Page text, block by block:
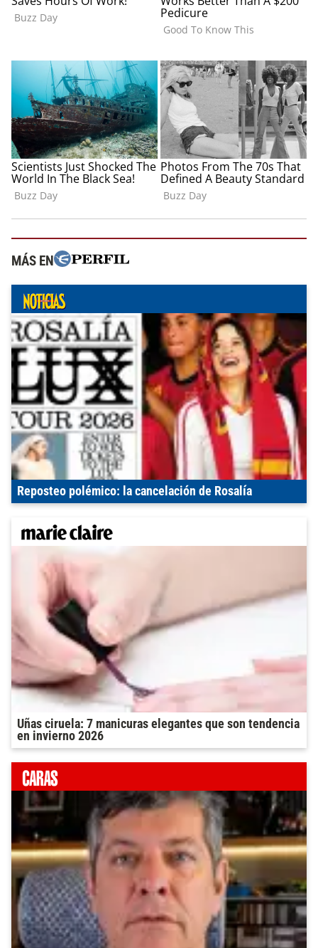
MÁS EN
Reposteo polémico: la cancelación de Rosalía
Uñas ciruela: 7 manicuras elegantes que son tendencia
en invierno 2026